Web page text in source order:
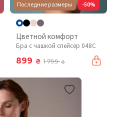
Последние размеры -50%
Цветной комфорт
Бра с чашкой спейсер 048С
899 ₴ 1 799₴